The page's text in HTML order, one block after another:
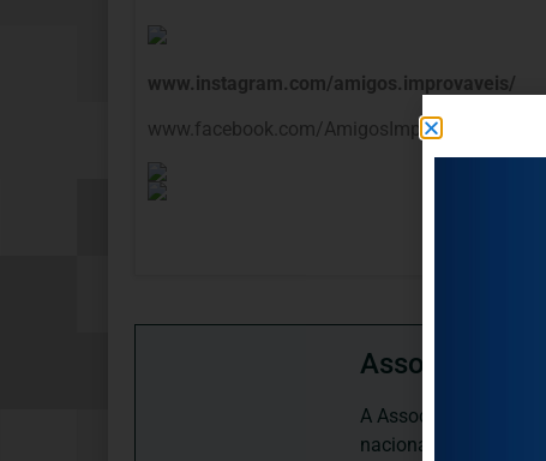
www.instagram.com/amigos.improvaveis/
www.facebook.com/AmigosImprovaveis/
Associação
A Associação
nacional, dedica-se